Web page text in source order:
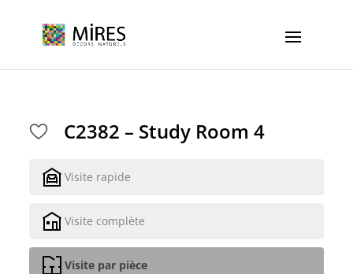
C2382 – Study Room 4
Visite rapide
Visite complète
Visite par pièce